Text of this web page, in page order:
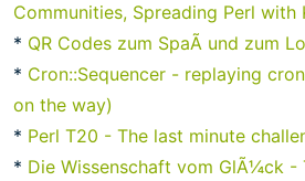
Communities, Spreading Perl with
* QR Codes zum SpaÃ und zum
* Cron::Sequencer - replaying
on the way)
* Perl T20 - The last minute
* Die Wissenschaft vom GlÃ¼ck -